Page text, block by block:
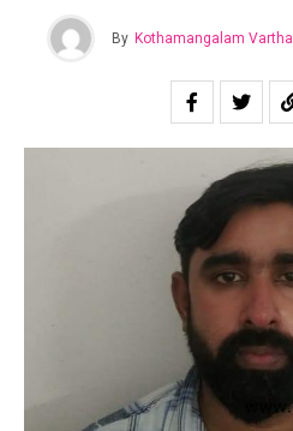
By Kothamangalam Vartha